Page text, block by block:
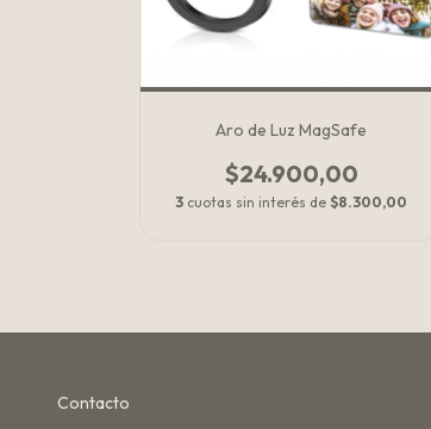
Aro de Luz MagSafe
$24.900,00
3 cuotas sin interés de $8.300,00
Contacto